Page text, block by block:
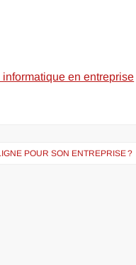
en entreprise
POUR SON ENTREPRISE ?